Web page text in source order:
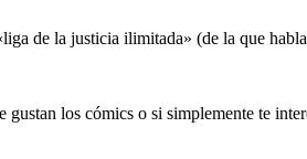
de la justicia ilimitada» (de la que
los cómics o si simplemente te